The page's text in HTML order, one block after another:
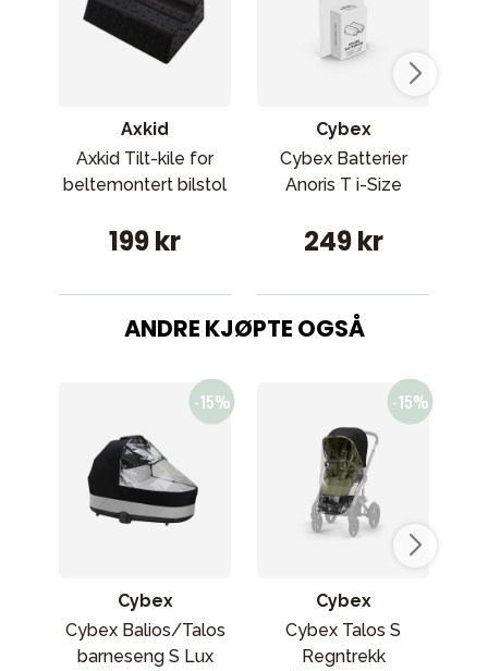
Axkid
Axkid Tilt-kile for
beltemontert bilstol
199 kr
Cybex
Cybex Batterier
Anoris T i-Size
249 kr
ANDRE KJØPTE OGSÅ
Cybex
Cybex Balios/Talos
barneseng S Lux
Cybex
Cybex Talos S
Regntrekk